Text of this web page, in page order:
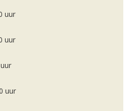
uur
uur
uur